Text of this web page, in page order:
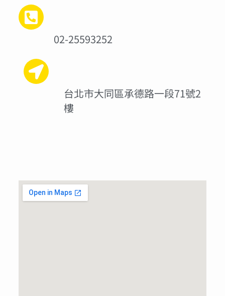
02-25593252
台北市大同區承德路一段71號2
樓